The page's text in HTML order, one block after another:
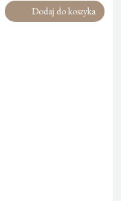
Dodaj do koszyka